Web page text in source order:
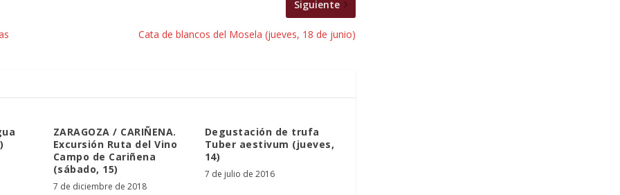
Siguiente
Cata de blancos del Mosela (jueves, 18 de junio)
ZARAGOZA / CARIÑENA.
Excursión Ruta del Vino
Campo de Cariñena
(sábado, 15)
7 de diciembre de 2018
Degustación de trufa
Tuber aestivum (jueves,
14)
7 de julio de 2016